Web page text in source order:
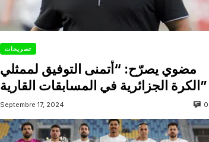
تصريحات
مضوي يصرّح: “أتمنى التوفيق لممثلي
الكرة الجزائرية في المسابقات القارية”
Septembre 17, 2024 0